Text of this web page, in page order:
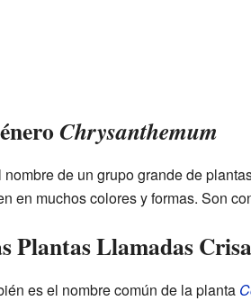
Chrysanthemum
nombre de un grupo grande de
en muchos colores y formas. Son
Plantas Llamadas
es el nombre común de la planta